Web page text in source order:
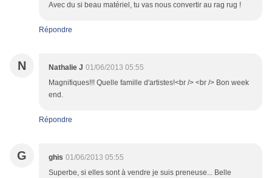
Avec du si beau matériel, tu vas nous convertir au rag rug !
Répondre
N Nathalie J 01/06/2013 05:55
Magnifiques!!! Quelle famille d'artistes!<br /> <br /> Bon week
end.
Répondre
G ghis 01/06/2013 05:55
Superbe, si elles sont à vendre je suis preneuse... Belle